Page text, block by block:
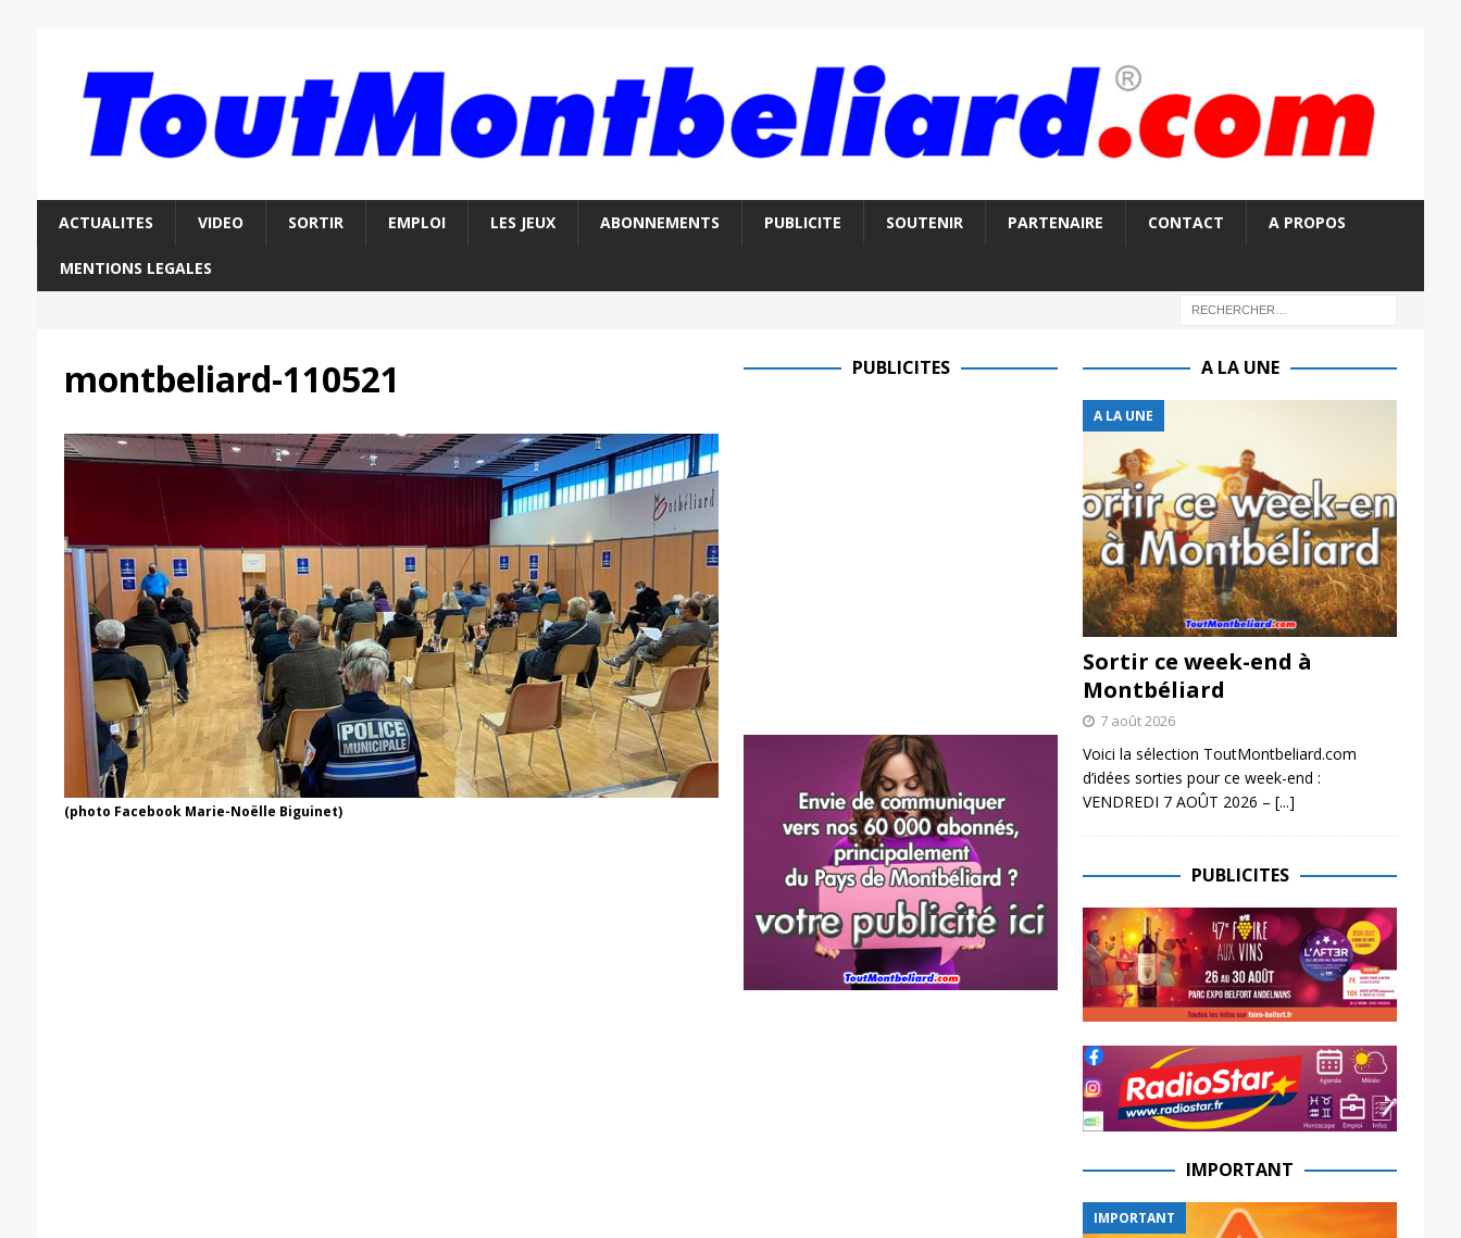
ACTUALITES VIDEO SORTIR EMPLOI LES JEUX ABONNEMENTS PUBLICITE SOUTENIR PARTENAIRE CONTACT A PROPOS
MENTIONS LEGALES
montbeliard-110521
(photo Facebook Marie-Noëlle Biguinet)
PUBLICITES A LA UNE
A LA UNE
Sortir ce week-end à
Montbéliard
7 août 2026
Voici la sélection ToutMontbeliard.com
d’idées sorties pour ce week-end :
VENDREDI 7 AOÛT 2026 – [...]
PUBLICITES
IMPORTANT
IMPORTANT